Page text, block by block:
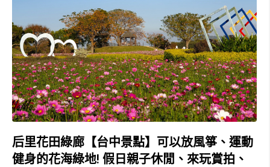
后里花田綠廊【台中景點】可以放風箏、運動
健身的花海綠地! 假日親子休閒、來玩賞拍、